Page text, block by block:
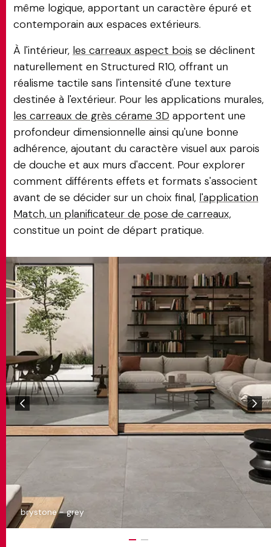
brystone - grey
même logique, apportant un caractère épuré et
contemporain aux espaces extérieurs.
À l'intérieur, les carreaux aspect bois se déclinent
naturellement en Structured R10, offrant un
réalisme tactile sans l'intensité d'une texture
destinée à l'extérieur. Pour les applications murales,
les carreaux de grès cérame 3D apportent une
profondeur dimensionnelle ainsi qu'une bonne
adhérence, ajoutant du caractère visuel aux parois
de douche et aux murs d'accent. Pour explorer
comment différents effets et formats s'associent
avant de se décider sur un choix final, l'application
Match, un planificateur de pose de carreaux,
constitue un point de départ pratique.